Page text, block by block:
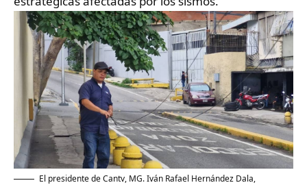
El presidente de Cantv, MG. Iván Rafael Hernández Dala,